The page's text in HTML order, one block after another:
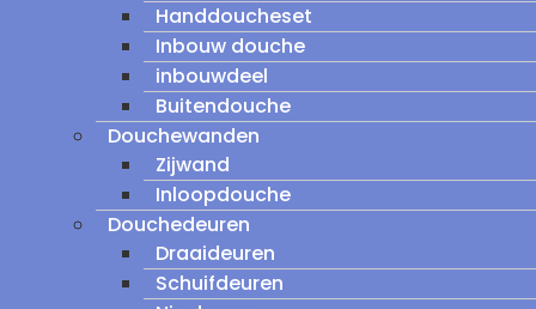
Handdoucheset
Inbouw douche
inbouwdeel
Buitendouche
Douchewanden
Zijwand
Inloopdouche
Douchedeuren
Draaideuren
Schuifdeuren